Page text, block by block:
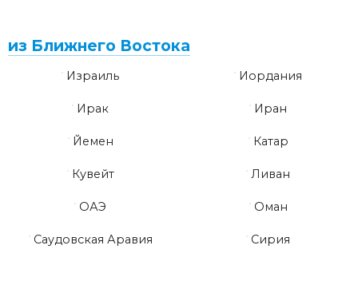
из Ближнего Востока
Израиль Иордания
Ирак Иран
Йемен Катар
Кувейт Ливан
ОАЭ Оман
Саудовская Аравия Сирия